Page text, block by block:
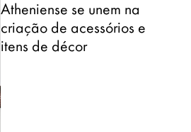
Atheniense se unem na
criação de acessórios e
itens de décor